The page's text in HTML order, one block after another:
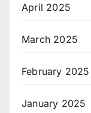
April 2025
March 2025
February 2025
January 2025